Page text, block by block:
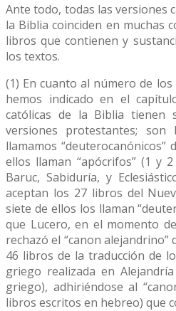
Ante todo, todas las versiones
la Biblia coinciden en muchas
libros que contienen y
los textos.
(1) En cuanto al número de
hemos indicado en el
católicas de la Biblia tienen
versiones protestantes;
llamamos
ellos llaman “apócrifos” (1 y
Baruc, Sabiduría, y
aceptan los 27 libros del
siete de ellos los llaman
que Lucero, en el momento
rechazó el “canon
46 libros de la traducción de
griego realizada en
griego), adhiriéndose al
libros escritos en hebreo) que